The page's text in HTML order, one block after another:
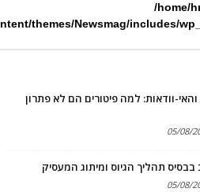
/home/
themes/Newsmag/includes/
שימור עובדים בעידן ה-AI והאי-וודאות: למה פיטורים הם לא פתרון
05/08/
05/08/